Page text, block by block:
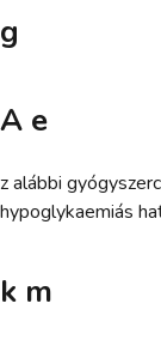
g
A e
z alábbi
hypoglykaemiás
k m